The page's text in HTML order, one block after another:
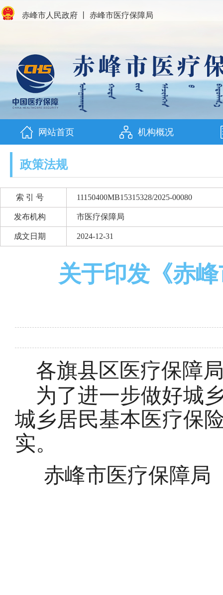
赤峰市人民政府 赤峰市医疗保障局
网站首页 机构概况
政策法规
索 引 号 11150400MB15315328/2025-00080
发布机构 市医疗保障局
成文日期 2024-12-31
关于印发《赤
各旗县区医疗保障
为了进一步做好城
城乡居民基本医疗保
实。
赤峰市医疗保障局